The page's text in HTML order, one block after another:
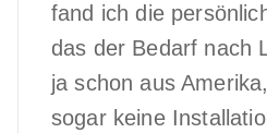
fand ich die
das der Bedarf nach
ja schon aus
sogar keine